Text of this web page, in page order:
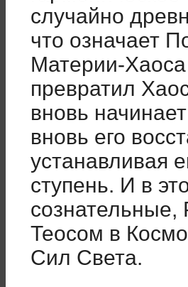
случайно
что означает
Материи-
превратил
вновь
вновь его
устанавливая
ступень. И в
Теосом в
Сил Света.